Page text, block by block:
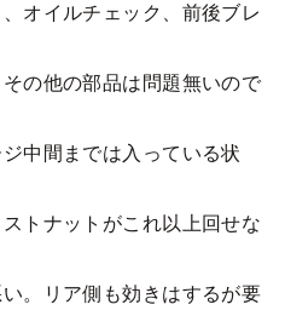
オイルチェック、前後ブレ
の他の部品は問題無いので
中間までは入っている状
トナットがこれ以上回せな
。リア側も効きはするが要